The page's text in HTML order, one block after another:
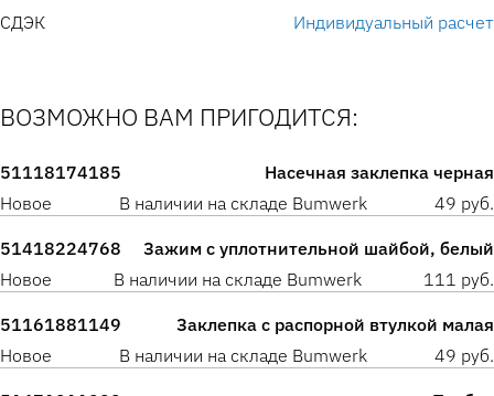
СДЭК
Индивидуальный расчет
ВОЗМОЖНО ВАМ ПРИГОДИТСЯ:
51118174185
Насечная заклепка черная
Новое
В наличии на складе Bumwerk 49 руб.
51418224768
Зажим с уплотнительной шайбой, белый
Новое
В наличии на складе Bumwerk 111 руб.
51161881149
Заклепка с распорной втулкой малая
Новое
В наличии на складе Bumwerk 49 руб.